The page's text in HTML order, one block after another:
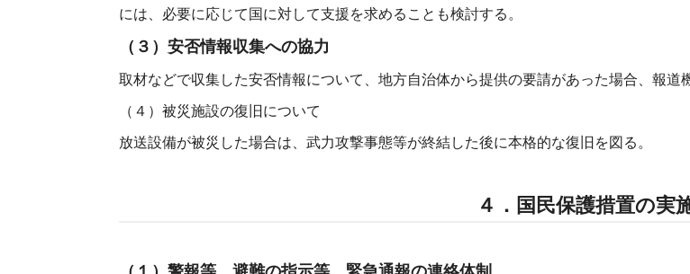
には、必要に応じて国に対して支援を求めることも検討する。
（３）安否情報収集への協力
取材などで収集した安否情報について、地方自治体から提供の要請があった場合、報道
（４）被災施設の復旧について
放送設備が被災した場合は、武力攻撃事態等が終結した後に本格的な復旧を図る。
４．国民保護措置の実